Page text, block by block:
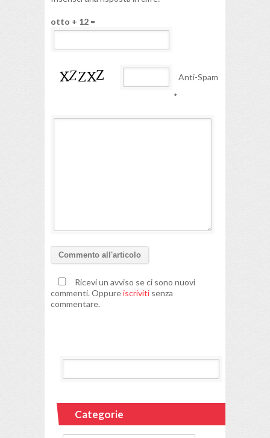
otto + 12 =
Anti-Spam
*
Ricevi un avviso se ci sono nuovi
commenti. Oppureiscriviti senza
commentare.
Categorie